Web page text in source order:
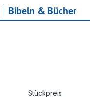
Bibeln & Bücher
Stückpreis